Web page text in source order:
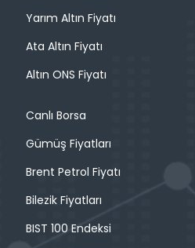
Yarım Altın Fiyatı
Ata Altın Fiyatı
Altın ONS Fiyatı
Canlı Borsa
Gümüş Fiyatları
Brent Petrol Fiyatı
Bilezik Fiyatları
BIST 100 Endeksi